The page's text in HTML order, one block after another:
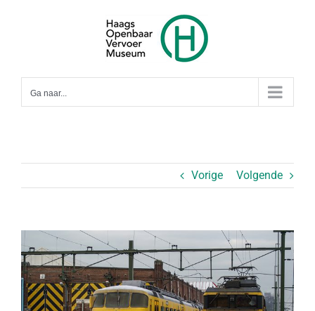
Ga naar...
Vorige Volgende
Bekijk
grotere
afbeelding